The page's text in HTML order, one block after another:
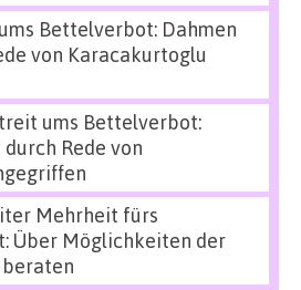
Bettelverbot: Dahmen
von Karacakurtoglu
ums Bettelverbot:
Rede von
Mehrheit fürs
Über Möglichkeiten der